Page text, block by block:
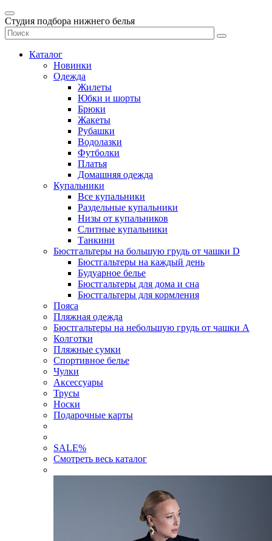
Студия подбора нижнего белья
Каталог
Новинки
Одежда
Жилеты
Юбки и шорты
Брюки
Жакеты
Рубашки
Водолазки
Футболки
Платья
Домашняя одежда
Купальники
Все купальники
Раздельные купальники
Низы от купальников
Слитные купальники
Танкини
Бюстгальтеры на большую грудь от чашки D
Бюстгальтеры на каждый день
Будуарное белье
Бюстгальтеры для дома и сна
Бюстгальтеры для кормления
Пояса
Пляжная одежда
Бюстгальтеры на небольшую грудь от чашки А
Колготки
Пляжные сумки
Спортивное белье
Чулки
Аксессуары
Трусы
Носки
Подарочные карты
SALE%
Смотреть весь каталог